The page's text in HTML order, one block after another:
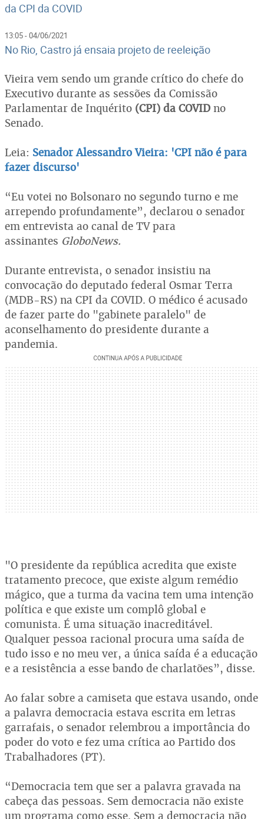
da CPI da COVID
13:05 - 04/06/2021
No Rio, Castro já ensaia projeto de reeleição
Vieira vem sendo um grande crítico do chefe do
Executivo durante as sessões da Comissão
Parlamentar de Inquérito (CPI) da COVID no
Senado.
Leia: Senador Alessandro Vieira: 'CPI não é para
fazer discurso'
“Eu votei no Bolsonaro no segundo turno e me
arrependo profundamente”, declarou o senador
em entrevista ao canal de TV para
assinantes GloboNews.
Durante entrevista, o senador insistiu na
convocação do deputado federal Osmar Terra
(MDB-RS) na CPI da COVID. O médico é acusado
de fazer parte do "gabinete paralelo" de
aconselhamento do presidente durante a
pandemia.
"O presidente da república acredita que existe
tratamento precoce, que existe algum remédio
mágico, que a turma da vacina tem uma intenção
política e que existe um complô global e
comunista. É uma situação inacreditável.
Qualquer pessoa racional procura uma saída de
tudo isso e no meu ver, a única saída é a educação
e a resistência a esse bando de charlatões”, disse.
Ao falar sobre a camiseta que estava usando, onde
a palavra democracia estava escrita em letras
garrafais, o senador relembrou a importância do
poder do voto e fez uma crítica ao Partido dos
Trabalhadores (PT).
“Democracia tem que ser a palavra gravada na
cabeça das pessoas. Sem democracia não existe
um programa como esse. Sem a democracia não